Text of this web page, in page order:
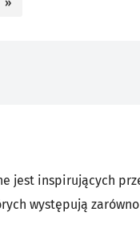
jest inspirujących
występują